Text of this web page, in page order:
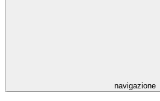
navigazione